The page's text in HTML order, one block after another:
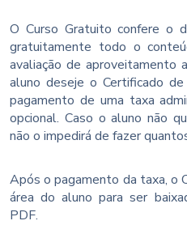
O Curso Gratuito confere o
gratuitamente todo o
avaliação de aproveitamento
aluno deseje o Certificado
pagamento de uma taxa
opcional. Caso o aluno não
não o impedirá de fazer
Após o pagamento da taxa, o
área do aluno para ser
PDF.